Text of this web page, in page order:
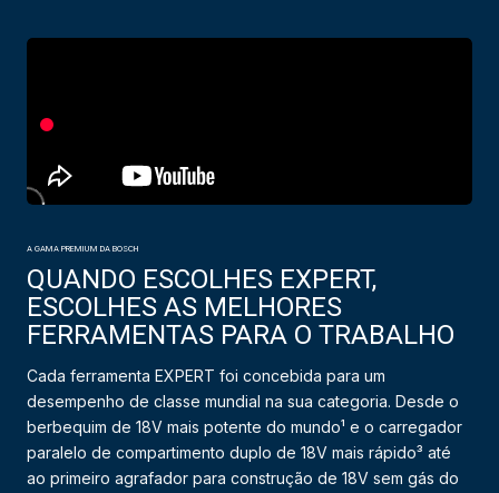
A GAMA PREMIUM DA BOSCH
QUANDO ESCOLHES EXPERT,
ESCOLHES AS MELHORES
FERRAMENTAS PARA O TRABALHO
Cada ferramenta EXPERT foi concebida para um
desempenho de classe mundial na sua categoria. Desde o
berbequim de 18V mais potente do mundo¹ e o carregador
paralelo de compartimento duplo de 18V mais rápido³ até
ao primeiro agrafador para construção de 18V sem gás do